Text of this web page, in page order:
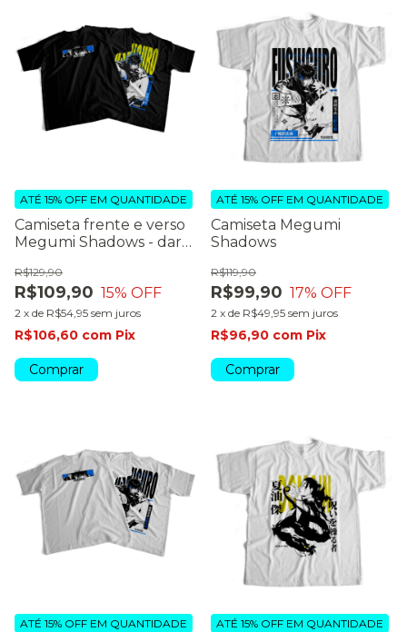
Camiseta frente e verso
Megumi Shadows - dark
R$109,90
R$129,90
15% OFF
2 x de R$54,95 sem juros
ATÉ 15% OFF EM QUANTIDADE
R$106,60 com Pix
Comprar
Camiseta Megumi
Shadows
R$99,90
R$119,90
17% OFF
2 x de R$49,95 sem juros
ATÉ 15% OFF EM QUANTIDADE
R$96,90 com Pix
Comprar
ATÉ 15% OFF EM QUANTIDADE ATÉ 15% OFF EM QUANTIDADE